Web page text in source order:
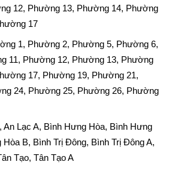
12, Phường 13, Phường 14, Phường
17
1, Phường 2, Phường 5, Phường 6,
11, Phường 12, Phường 13, Phường
17, Phường 19, Phường 21,
24, Phường 25, Phường 26, Phường
An Lạc A, Bình Hưng Hòa, Bình Hưng
Hòa B, Bình Trị Đông, Bình Trị Đông A,
Tạo, Tân Tạo A